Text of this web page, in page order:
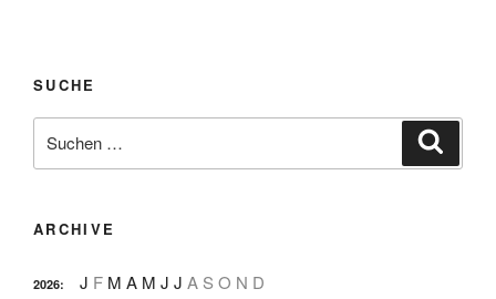
SUCHE
nach:
ARCHIVE
2026: J F M A M J J A S O N D